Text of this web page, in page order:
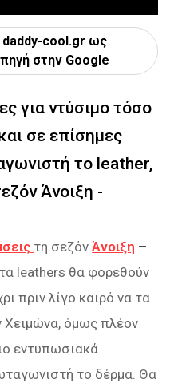
cool.gr ως
στην Google
για ντύσιμο τόσο
σε επίσημες
το leather,
Άνοιξη -
τη σεζόνΆνοιξη –
leathers θα φορεθούν
πριν λίγο καιρό να τα
Χειμώνα, όμως πλέον
εντυπωσιακά
το δέρμα. Θα